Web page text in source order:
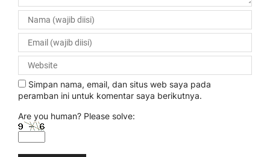
Simpan nama, email, dan situs web saya pada
peramban ini untuk komentar saya berikutnya.
Are you human? Please solve: